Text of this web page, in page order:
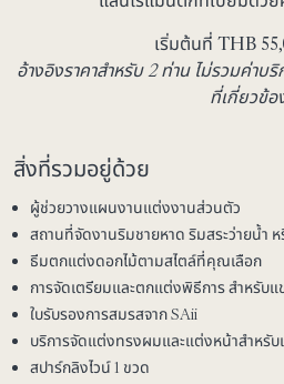
เริ่มต้นที่ THB
อ้างอิงราคาสำหรับ 2 ท่าน ไม่รวมค่าบริ
ที่เกี่ยวข้อ
สิ่งที่รวมอยู่ด้วย
ผู้ช่วยวางแผนงานแต่งงานส่วนตัว
สถานที่จัดงานริมชายหาด ริมสระว่ายน้ำ ห
ธีมตกแต่งดอกไม้ตามสไตล์ที่คุณเลือก
การจัดเตรียมและตกแต่งพิธีการ สำหรับ
ใบรับรองการสมรสจาก SAii
บริการจัดแต่งทรงผมและแต่งหน้าสำหรับเ
สปาร์กลิงไวน์ 1 ขวด